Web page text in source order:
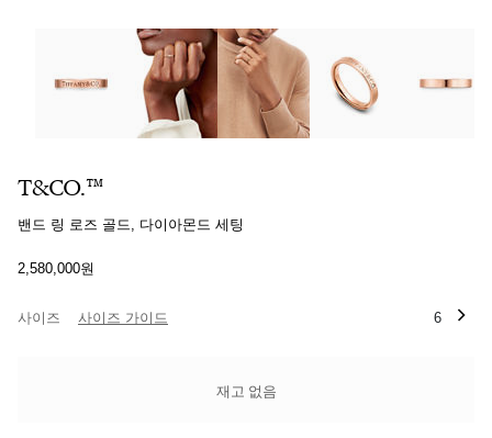
T&CO.™:밴드 링 로즈 골드, 다이아몬드 세팅 이미지 번호 0
T&CO.™
밴드 링 로즈 골드, 다이아몬드 세팅
2,580,000원
사이즈 사이즈 가이드 6
재고 없음